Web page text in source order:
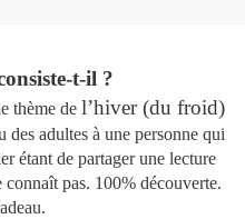
t-il ?
thème de l’hiver (du froid)
des adultes à une personne qui
étant de partager une lecture
connaît pas. 100% découverte.